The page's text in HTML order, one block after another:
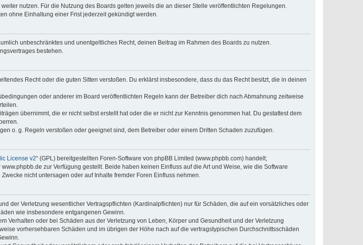
nutzen. Für die Nutzung des Boards gelten jeweils die an dieser Stelle veröffentlichten Regelungen.
ohne Einhaltung einer Frist jederzeit gekündigt werden.
unbeschränktes und unentgeltliches Recht, deinen Beitrag im Rahmen des Boards zu nutzen.
bestehen.
Recht oder die guten Sitten verstoßen. Du erklärst insbesondere, dass du das Recht besitzt, die in deinen
oder anderer im Board veröffentlichten Regeln kann der Betreiber dich nach Abmahnung zeitweise
übernimmt, die er nicht selbst erstellt hat oder die er nicht zur Kenntnis genommen hat. Du gestattest dem
o. g. Regeln verstoßen oder geeignet sind, dem Betreiber oder einem Dritten Schaden zuzufügen.
License v2“ (GPL) bereitgestellten Foren-Software von phpBB Limited (www.phpbb.com) handelt;
zur Verfügung gestellt. Beide haben keinen Einfluss auf die Art und Weise, wie die Software
nicht untersagen oder auf Inhalte fremder Foren Einfluss nehmen.
der Verletzung wesentlicher Vertragspflichten (Kardinalpflichten) nur für Schäden, die auf ein vorsätzliches oder
wie insbesondere entgangenen Gewinn.
Verhalten oder bei Schäden aus der Verletzung von Leben, Körper und Gesundheit und der Verletzung
vorhersehbaren Schäden und im übrigen der Höhe nach auf die vertragstypischen Durchschnittsschäden